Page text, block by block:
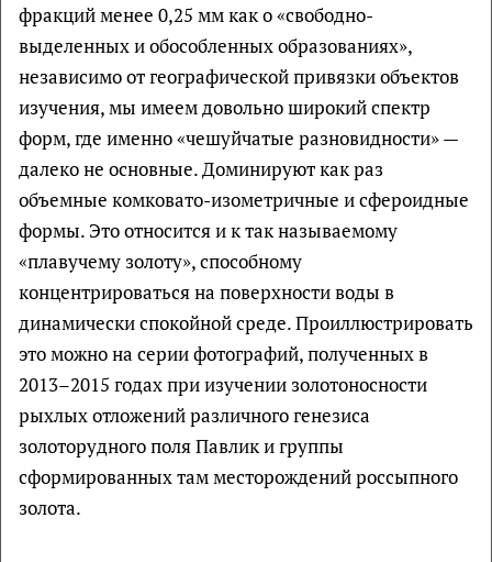
фракций менее 0,25 мм как о «свободно-
выделенных и обособленных образованиях»,
независимо от географической привязки объектов
изучения, мы имеем довольно широкий спектр
форм, где именно «чешуйчатые разновидности» —
далеко не основные. Доминируют как раз
объемные комковато-изометричные и сфероидные
формы. Это относится и к так называемому
«плавучему золоту», способному
концентрироваться на поверхности воды в
динамически спокойной среде. Проиллюстрировать
это можно на серии фотографий, полученных в
2013–2015 годах при изучении золотоносности
рыхлых отложений различного генезиса
золоторудного поля Павлик и группы
сформированных там месторождений россыпного
золота.